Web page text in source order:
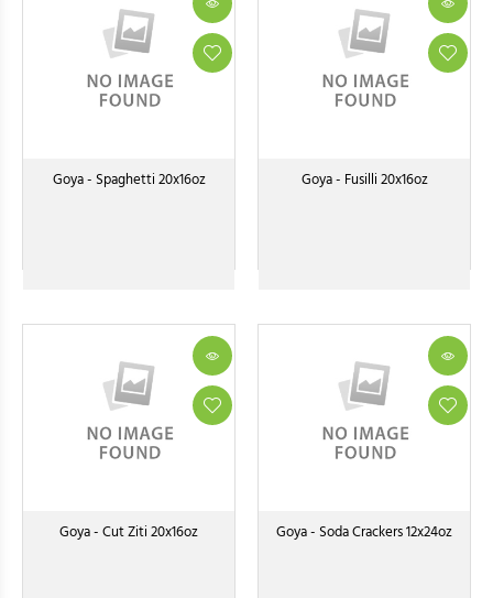
Goya - Spaghetti 20x16oz Goya - Fusilli 20x16oz
Goya - Cut Ziti 20x16oz Goya - Soda Crackers 12x24oz